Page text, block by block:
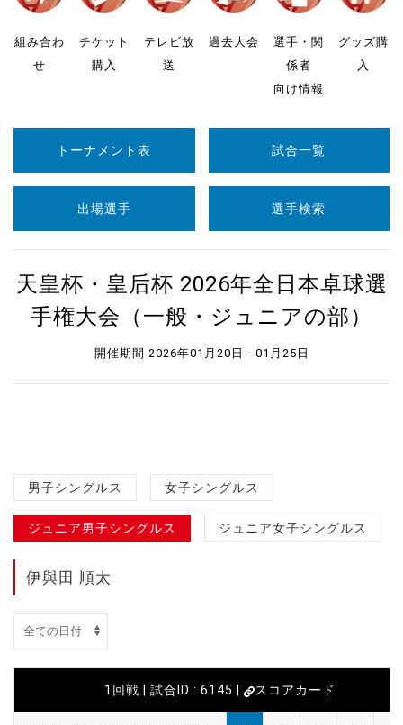
組み合わ
せ
チケット
購入
テレビ放
送
過去大会
選手・関
係者
向け情報
グッズ購
入
トーナメント表 試合一覧
出場選手 選手検索
天皇杯・皇后杯 2026年全日本卓球選
手権大会（一般・ジュニアの部）
開催期間 2026年01月20日 - 01月25日
男子シングルス 女子シングルス
ジュニア男子シングルス ジュニア女子シングルス
伊與田 順太
1回戦 | 試合ID : 6145 | スコアカード